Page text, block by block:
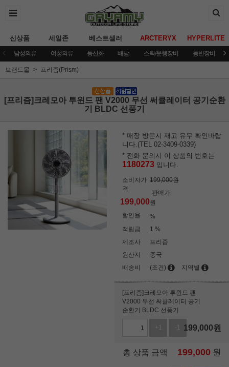
신상품 세일존 베스트셀러 ARCTERYX HYPERLITE
남성의류 여성의류 등산화 배낭 스틱/운행장비 등반장비
브랜드몰 프리즘(Prism)
[프리즘]크레모아 투윈드 팬 V2000 무선 써큘레이터 공기순환
기 BLDC 선풍기
* 매장 방문시 재고 유무 확인바랍
니다.(TEL 02-3409-0339)
* 전화 문의시 이 상품의 번호는
1180273 입니다.
소비자가
격
199,000원
판매가
199,000원
할인율
%
적립금
1 %
제조사
프리즘
원산지
중국
배송비
(조건) 지역별
[프리즘]크레모아 투윈드 팬
V2000 무선 써큘레이터 공기
순환기 BLDC 선풍기
+1 -1 199,000원
총 상품 금액 199,000 원